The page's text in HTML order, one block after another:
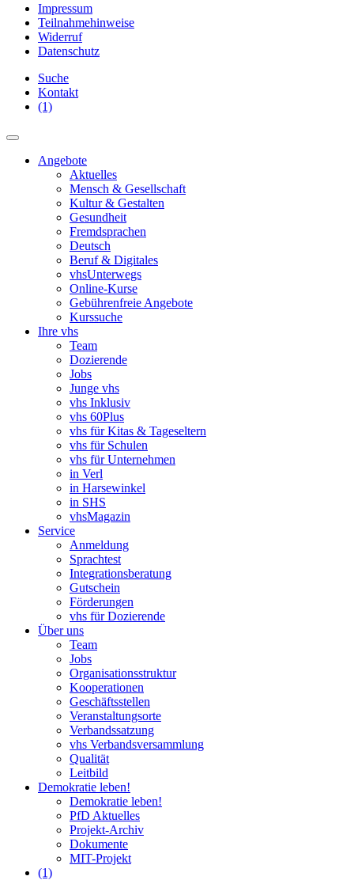
Impressum
Teilnahmehinweise
Widerruf
Datenschutz
Suche
Kontakt
(1)
Angebote
Aktuelles
Mensch & Gesellschaft
Kultur & Gestalten
Gesundheit
Fremdsprachen
Deutsch
Beruf & Digitales
vhsUnterwegs
Online-Kurse
Gebührenfreie Angebote
Kurssuche
Ihre vhs
Team
Dozierende
Jobs
Junge vhs
vhs Inklusiv
vhs 60Plus
vhs für Kitas & Tageseltern
vhs für Schulen
vhs für Unternehmen
in Verl
in Harsewinkel
in SHS
vhsMagazin
Service
Anmeldung
Sprachtest
Integrationsberatung
Gutschein
Förderungen
vhs für Dozierende
Über uns
Team
Jobs
Organisationsstruktur
Kooperationen
Geschäftsstellen
Veranstaltungsorte
Verbandssatzung
vhs Verbandsversammlung
Qualität
Leitbild
Demokratie leben!
Demokratie leben!
PfD Aktuelles
Projekt-Archiv
Dokumente
MIT-Projekt
(1)